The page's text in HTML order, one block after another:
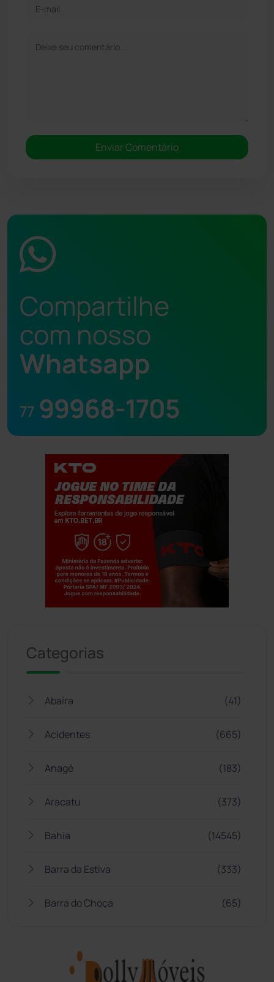
Compartilhe
com nosso
Whatsapp
77 99968-1705
Categorias
Abaíra (41)
Acidentes (665)
Anagé (183)
Aracatu (373)
Bahia (14545)
Barra da Estiva (333)
Barra do Choça (65)
Bom Jesus da Lapa